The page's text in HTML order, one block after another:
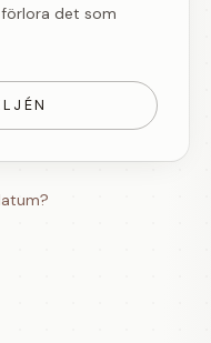
det som